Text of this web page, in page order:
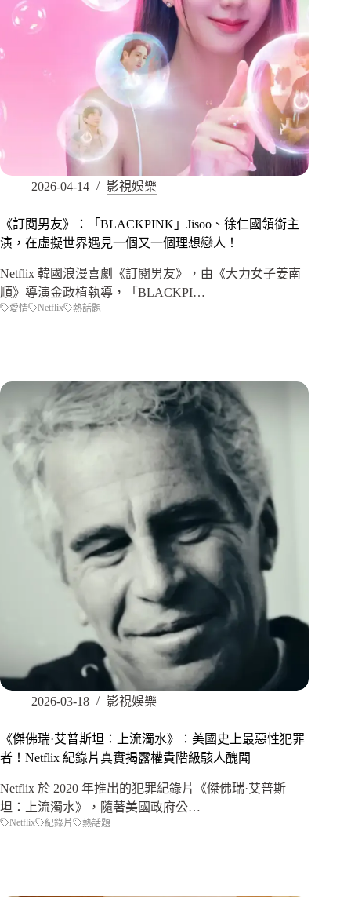
2026-04-14 影視娛樂
《訂閱男友》：「BLACKPINK」Jisoo、徐仁國領銜主
演，在虛擬世界遇見一個又一個理想戀人！
Netflix 韓國浪漫喜劇《訂閱男友》，由《大力女子姜南
順》導演金政植執導，「BLACKPI…
愛情 Netflix 熱話題
2026-03-18 影視娛樂
《傑佛瑞·艾普斯坦：上流濁水》：美國史上最惡性犯罪
者！Netflix 紀錄片真實揭露權貴階級駭人醜聞
Netflix 於 2020 年推出的犯罪紀錄片《傑佛瑞·艾普斯
坦：上流濁水》，隨著美國政府公…
Netflix 紀錄片 熱話題